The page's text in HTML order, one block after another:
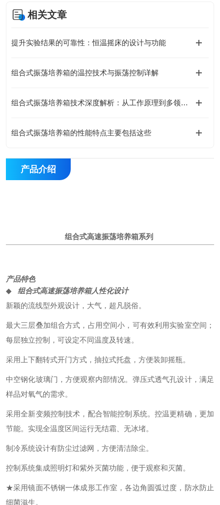
相关文章
提升实验结果的可靠性：恒温摇床的设计与功能
组合式振荡培养箱的温控技术与振荡控制详解
组合式振荡培养箱技术深度解析：从工作原理到多领域应用实践
组合式振荡培养箱的性能特点主要包括这些
产品介绍
组合式高速振荡培养箱系列
产品特色
◆
组合式高速振荡培养箱人性化设计
新颖的流线型外观设计，大气，超凡脱俗。
最大三层叠加组合方式，占用空间小，可有效利用实验室空间；
每层独立控制，可设定不同温度及转速。
采用上下翻转式开门方式，抽拉式托盘，方便装卸摇瓶。
中空钢化玻璃门，方便观察内部情况。弹压式透气孔设计，满足
样品对氧气的需求。
采用全新变频控制技术，配合智能控制系统。控温更精确，更加
节能。实现全温度区间运行无结霜、无冰堵。
制冷系统设计有防尘过滤网，方便清洁除尘。
控制系统集成照明灯和紫外灭菌功能，便于观察和灭菌。
★采用镜面不锈钢一体成形工作室，各边角圆弧过度，防水防止
细菌滋生。